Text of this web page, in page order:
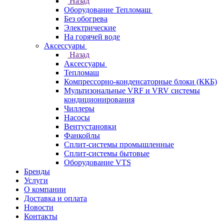
Оборудование Тепломаш
Без обогрева
Электрические
На горячей воде
Аксессуары
Назад
Аксессуары
Тепломаш
Компрессорно-конденсаторные блоки (ККБ)
Мультизональные VRF и VRV системы
кондиционирования
Чиллеры
Насосы
Вентустановки
Фанкойлы
Сплит-системы промышленные
Сплит-системы бытовые
Оборудование VTS
Бренды
Услуги
О компании
Доставка и оплата
Новости
Контакты